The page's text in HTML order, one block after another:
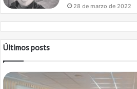
28 de marzo de 2022
Últimos posts